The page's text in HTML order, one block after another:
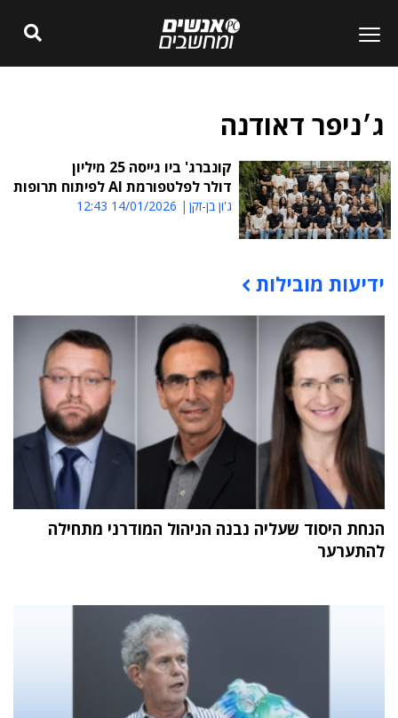
ג׳ניפר דאודנה
קונברג' ביו גייסה 25 מיליון
דולר לפלטפורמת AI לפיתוח תרופות
ג'ון בן-זקן 14/01/2026 12:43
תוכן פרסומי
ידיעות מובילות
הנחת היסוד שעליה נבנה הניהול המודרני מתחילה
להתערער